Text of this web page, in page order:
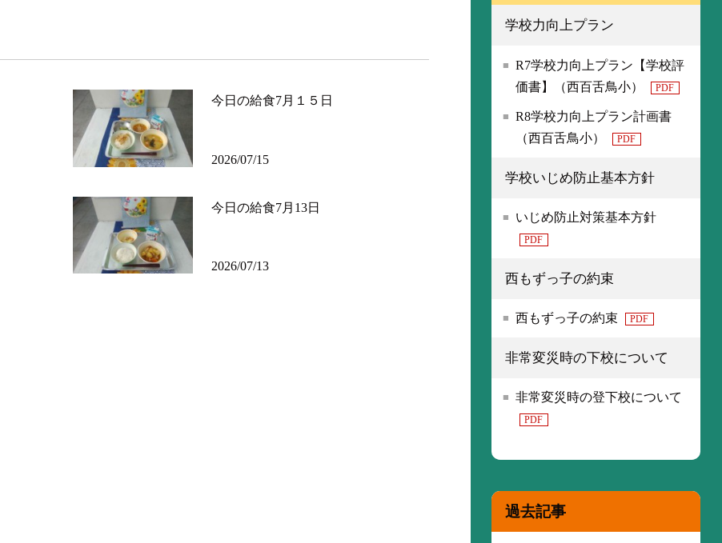
今日の給食7月１５日
2026/07/15
今日の給食7月13日
2026/07/13
学校力向上プラン
R7学校力向上プラン【学校評
価書】（西百舌鳥小）
PDF
R8学校力向上プラン計画書
（西百舌鳥小）
PDF
学校いじめ防止基本方針
いじめ防止対策基本方針
PDF
西もずっ子の約束
西もずっ子の約束 PDF
非常変災時の下校について
非常変災時の登下校について
PDF
過去記事